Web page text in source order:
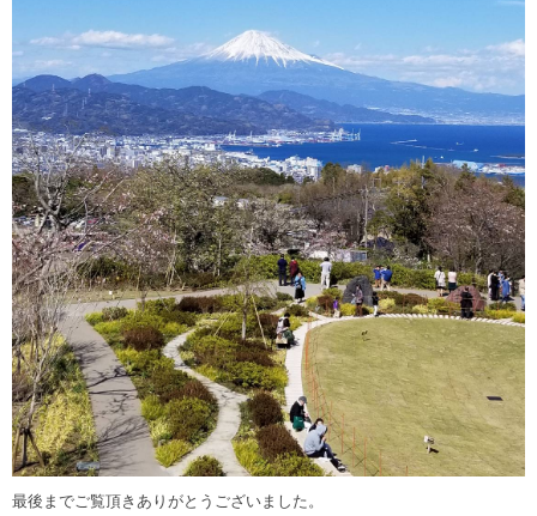
最後までご覧頂きありがとうございました。